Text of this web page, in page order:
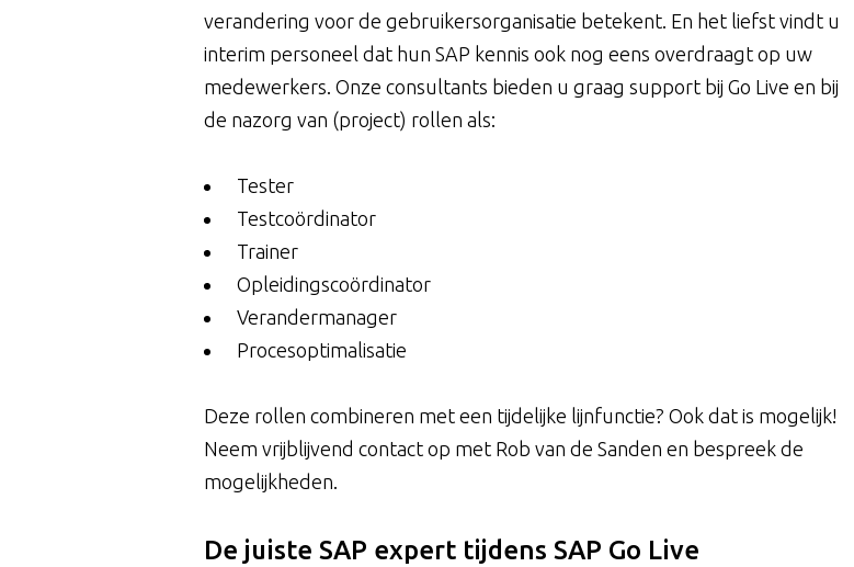
verandering voor de gebruikersorganisatie betekent. En het liefst vindt u
interim personeel dat hun SAP kennis ook nog eens overdraagt op uw
medewerkers. Onze consultants bieden u graag support bij Go Live en bij
de nazorg van (project) rollen als:
Tester
Testcoördinator
Trainer
Opleidingscoördinator
Verandermanager
Procesoptimalisatie
Deze rollen combineren met een tijdelijke lijnfunctie? Ook dat is mogelijk!
Neem vrijblijvend contact op met Rob van de Sanden en bespreek de
mogelijkheden.
De juiste SAP expert tijdens SAP Go Live